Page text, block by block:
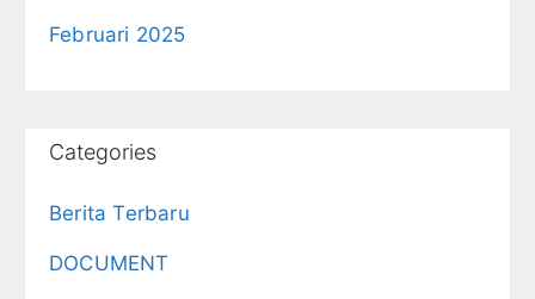
Februari 2025
Categories
Berita Terbaru
DOCUMENT